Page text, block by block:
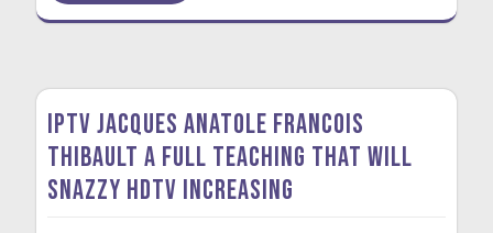
Iptv Jacques Anatole Francois
Thibault A Full Teaching That Will
Snazzy Hdtv Increasing